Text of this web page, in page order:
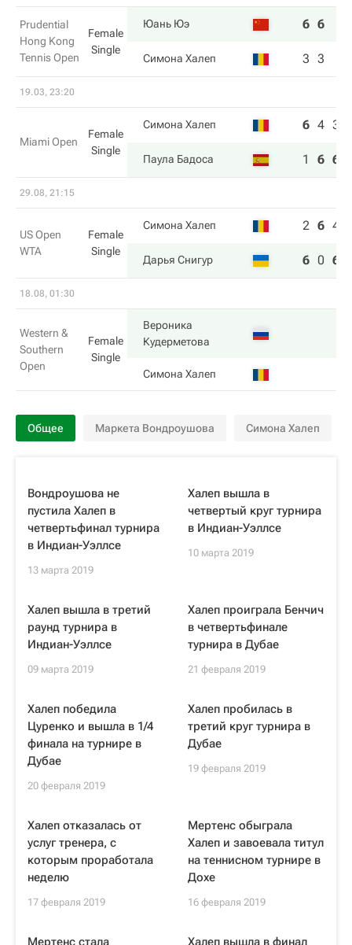
Prudential
Hong Kong
Tennis Open
Female
Single
Юань Юэ 6 6
Симона Халеп 3 3
19.03, 23:20
Miami Open
Female
Single
Симона Халеп 6 4 3
Паула Бадоса 1 6 6
29.08, 21:15
US Open
WTA
Female
Single
Симона Халеп 2 6 4
Дарья Снигур 6 0 6
18.08, 01:30
Western &
Southern
Open
Female
Single
Вероника
Кудерметова
Симона Халеп
Общее Маркета Вондроушова Симона Халеп
Вондроушова не
пустила Халеп в
четвертьфинал турнира
в Индиан-Уэллсе
13 марта 2019
Халеп вышла в
четвертый круг турнира
в Индиан-Уэллсе
10 марта 2019
Халеп вышла в третий
раунд турнира в
Индиан-Уэллсе
09 марта 2019
Халеп проиграла Бенчич
в четвертьфинале
турнира в Дубае
21 февраля 2019
Халеп победила
Цуренко и вышла в 1/4
финала на турнире в
Дубае
20 февраля 2019
Халеп пробилась в
третий круг турнира в
Дубае
19 февраля 2019
Халеп отказалась от
услуг тренера, с
которым проработала
неделю
17 февраля 2019
Мертенс обыграла
Халеп и завоевала титул
на теннисном турнире в
Дохе
16 февраля 2019
Мертенс стала
Халеп вышла в финал